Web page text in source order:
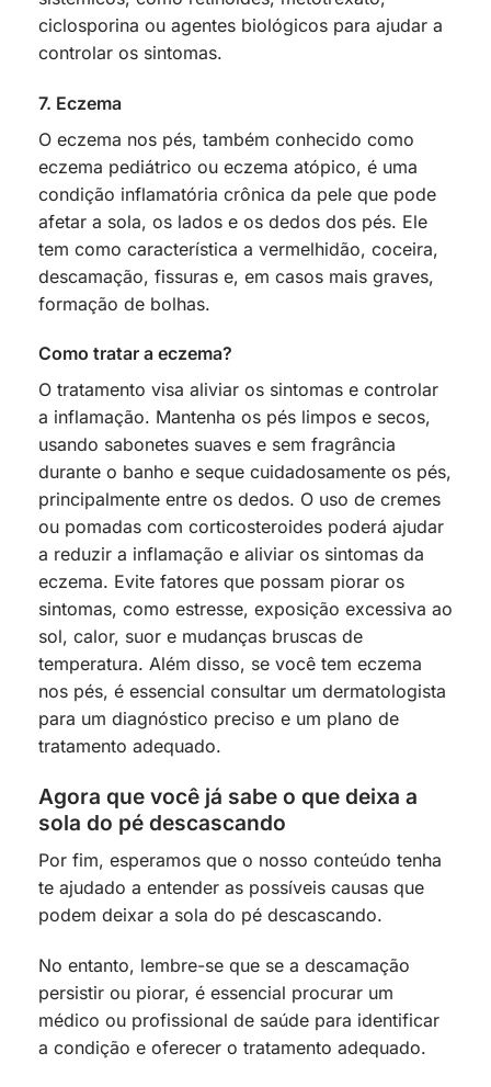
ciclosporina ou agentes biológicos para ajudar a
controlar os sintomas.
7. Eczema
O eczema nos pés, também conhecido como
eczema pediátrico ou eczema atópico, é uma
condição inflamatória crônica da pele que pode
afetar a sola, os lados e os dedos dos pés. Ele
tem como característica a vermelhidão, coceira,
descamação, fissuras e, em casos mais graves,
formação de bolhas.
Como tratar a eczema?
O tratamento visa aliviar os sintomas e controlar
a inflamação. Mantenha os pés limpos e secos,
usando sabonetes suaves e sem fragrância
durante o banho e seque cuidadosamente os pés,
principalmente entre os dedos. O uso de cremes
ou pomadas com corticosteroides poderá ajudar
a reduzir a inflamação e aliviar os sintomas da
eczema. Evite fatores que possam piorar os
sintomas, como estresse, exposição excessiva ao
sol, calor, suor e mudanças bruscas de
temperatura. Além disso, se você tem eczema
nos pés, é essencial consultar um dermatologista
para um diagnóstico preciso e um plano de
tratamento adequado.
Agora que você já sabe o que deixa a
sola do pé descascando
Por fim, esperamos que o nosso conteúdo tenha
te ajudado a entender as possíveis causas que
podem deixar a sola do pé descascando.
No entanto, lembre-se que se a descamação
persistir ou piorar, é essencial procurar um
médico ou profissional de saúde para identificar
a condição e oferecer o tratamento adequado.